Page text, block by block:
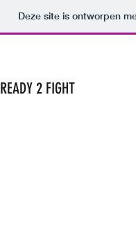
Deze site is ontworpen
READY 2 FIGHT